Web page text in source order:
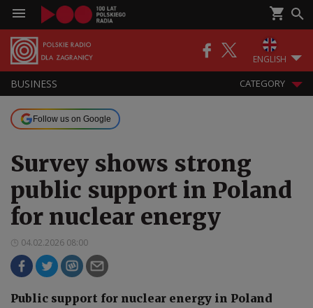
ENGLISH
BUSINESS CATEGORY
Follow us on Google
Survey shows strong
public support in Poland
for nuclear energy
04.02.2026 08:00
Public support for nuclear energy in Poland